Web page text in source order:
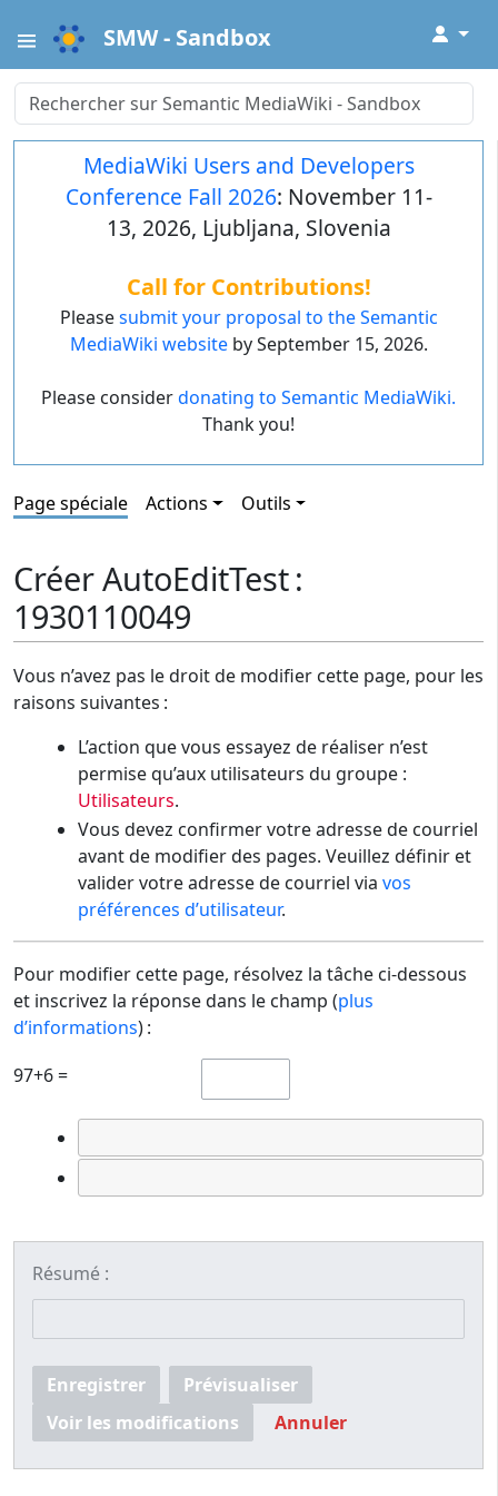
SMW - Sandbox ↓
MediaWiki Users and Developers
Conference Fall 2026: November 11-
13, 2026, Ljubljana, Slovenia
Call for Contributions!
Pleasesubmit your proposal to the Semantic
MediaWiki websiteby September 15, 2026.
Please considerdonating to Semantic MediaWiki.
Thank you!
Page spéciale Actions Outils
Créer AutoEditTest :
1930110049
Vous n’avez pas le droit de modifier cette page, pour les
raisons suivantes :
L’action que vous essayez de réaliser n’est
permise qu’aux utilisateurs du groupe :
Utilisateurs.
Vous devez confirmer votre adresse de courriel
avant de modifier des pages. Veuillez définir et
valider votre adresse de courriel via vos
préférences d’utilisateur.
Pour modifier cette page, résolvez la tâche ci-dessous
et inscrivez la réponse dans le champ (plus
d’informations) :
97+6 =
Résumé :
Enregistrer
Prévisualiser
Voir les modifications
Annuler